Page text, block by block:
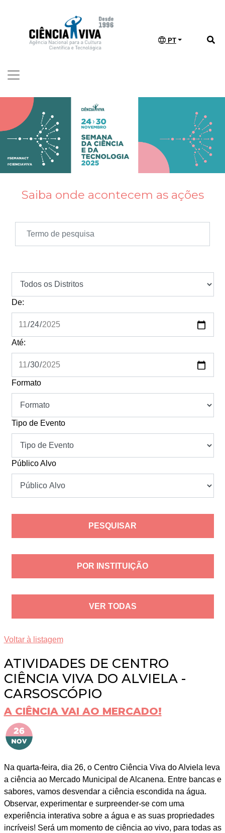
PT
Saiba onde acontecem as ações
De:
Até:
Formato
Tipo de Evento
Público Alvo
POR INSTITUIÇÃO
VER TODAS
Voltar à listagem
ATIVIDADES DE CENTRO
CIÊNCIA VIVA DO ALVIELA -
CARSOSCÓPIO
A CIÊNCIA VAI AO MERCADO!
Na quarta-feira, dia 26, o Centro Ciência Viva do Alviela leva
a ciência ao Mercado Municipal de Alcanena. Entre bancas e
sabores, vamos desvendar a ciência escondida na água.
Observar, experimentar e surpreender-se com uma
experiência interativa sobre a água e as suas propriedades
incríveis! Será um momento de ciência ao vivo, para todas as